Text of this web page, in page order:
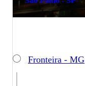
Fronteira - MG